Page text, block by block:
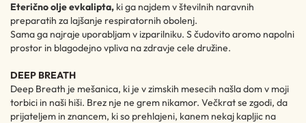
Eterično olje evkalipta, ki ga najdem v številnih naravnih
preparatih za lajšanje respiratornih obolenj.
Sama ga najraje uporabljam v izparilniku. S čudovito aromo napolni
prostor in blagodejno vpliva na zdravje cele družine.
DEEP BREATH
Deep Breath je mešanica, ki je v zimskih mesecih našla dom v moji
torbici in naši hiši. Brez nje ne grem nikamor. Večkrat se zgodi, da
prijateljem in znancem, ki so prehlajeni, kanem nekaj kapljic na